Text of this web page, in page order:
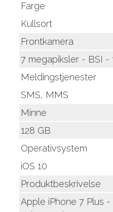
Farge
Kullsort
Frontkamera
7 megapiksler - BSI -
Meldingstjenester
SMS, MMS
Minne
128 GB
Operativsystem
iOS 10
Produktbeskrivelse
Apple iPhone 7 Plus -